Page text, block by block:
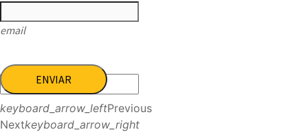
email
ENVIAR
keyboard_arrow_leftPrevious
Nextkeyboard_arrow_right